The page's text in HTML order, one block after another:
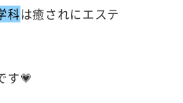
科は癒されにエステ
す💗